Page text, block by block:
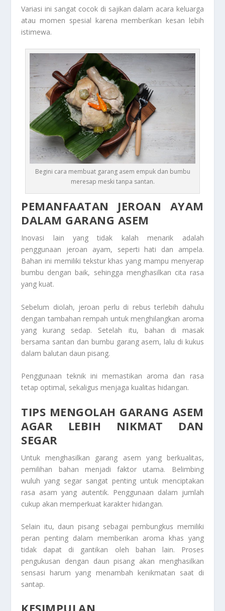
Variasi ini sangat cocok di sajikan dalam acara keluarga
atau momen spesial karena memberikan kesan lebih
istimewa.
Begini cara membuat garang asem empuk dan bumbu
meresap meski tanpa santan.
PEMANFAATAN JEROAN AYAM
DALAM GARANG ASEM
Inovasi lain yang tidak kalah menarik adalah
penggunaan jeroan ayam, seperti hati dan ampela.
Bahan ini memiliki tekstur khas yang mampu menyerap
bumbu dengan baik, sehingga menghasilkan cita rasa
yang kuat.
Sebelum diolah, jeroan perlu di rebus terlebih dahulu
dengan tambahan rempah untuk menghilangkan aroma
yang kurang sedap. Setelah itu, bahan di masak
bersama santan dan bumbu garang asem, lalu di kukus
dalam balutan daun pisang.
Penggunaan teknik ini memastikan aroma dan rasa
tetap optimal, sekaligus menjaga kualitas hidangan.
TIPS MENGOLAH GARANG ASEM
AGAR LEBIH NIKMAT DAN
SEGAR
Untuk menghasilkan garang asem yang berkualitas,
pemilihan bahan menjadi faktor utama. Belimbing
wuluh yang segar sangat penting untuk menciptakan
rasa asam yang autentik. Penggunaan dalam jumlah
cukup akan memperkuat karakter hidangan.
Selain itu, daun pisang sebagai pembungkus memiliki
peran penting dalam memberikan aroma khas yang
tidak dapat di gantikan oleh bahan lain. Proses
pengukusan dengan daun pisang akan menghasilkan
sensasi harum yang menambah kenikmatan saat di
santap.